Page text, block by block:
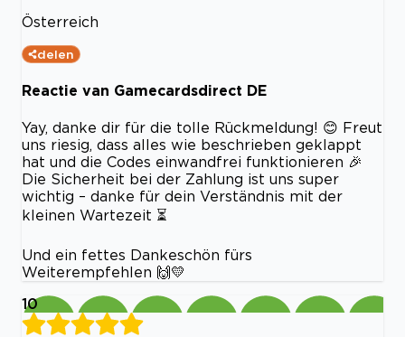
Österreich
delen
Reactie van Gamecardsdirect DE
Yay, danke dir für die tolle Rückmeldung! 😊 Freut
uns riesig, dass alles wie beschrieben geklappt
hat und die Codes einwandfrei funktionieren 🎉
Die Sicherheit bei der Zahlung ist uns super
wichtig – danke für dein Verständnis mit der
kleinen Wartezeit ⏳
Und ein fettes Dankeschön fürs
Weiterempfehlen 🙌💛
10